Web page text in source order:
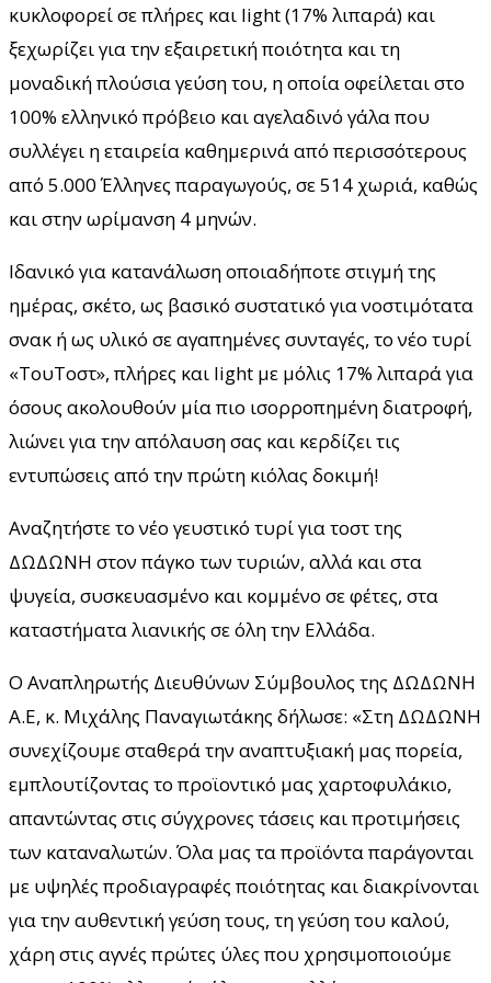
κυκλοφορεί σε πλήρες και light (17% λιπαρά) και
ξεχωρίζει για την εξαιρετική ποιότητα και τη
μοναδική πλούσια γεύση του, η οποία οφείλεται στο
100% ελληνικό πρόβειο και αγελαδινό γάλα που
συλλέγει η εταιρεία καθημερινά από περισσότερους
από 5.000 Έλληνες παραγωγούς, σε 514 χωριά, καθώς
και στην ωρίμανση 4 μηνών.
Ιδανικό για κατανάλωση οποιαδήποτε στιγμή της
ημέρας, σκέτο, ως βασικό συστατικό για νοστιμότατα
σνακ ή ως υλικό σε αγαπημένες συνταγές, το νέο τυρί
«ΤουΤοστ», πλήρες και light με μόλις 17% λιπαρά για
όσους ακολουθούν μία πιο ισορροπημένη διατροφή,
λιώνει για την απόλαυση σας και κερδίζει τις
εντυπώσεις από την πρώτη κιόλας δοκιμή!
Αναζητήστε το νέο γευστικό τυρί για τοστ της
ΔΩΔΩΝΗ στον πάγκο των τυριών, αλλά και στα
ψυγεία, συσκευασμένο και κομμένο σε φέτες, στα
καταστήματα λιανικής σε όλη την Ελλάδα.
Ο Αναπληρωτής Διευθύνων Σύμβουλος της ΔΩΔΩΝΗ
Α.Ε, κ. Μιχάλης Παναγιωτάκης δήλωσε: «Στη ΔΩΔΩΝΗ
συνεχίζουμε σταθερά την αναπτυξιακή μας πορεία,
εμπλουτίζοντας το προϊοντικό μας χαρτοφυλάκιο,
απαντώντας στις σύγχρονες τάσεις και προτιμήσεις
των καταναλωτών. Όλα μας τα προϊόντα παράγονται
με υψηλές προδιαγραφές ποιότητας και διακρίνονται
για την αυθεντική γεύση τους, τη γεύση του καλού,
χάρη στις αγνές πρώτες ύλες που χρησιμοποιούμε